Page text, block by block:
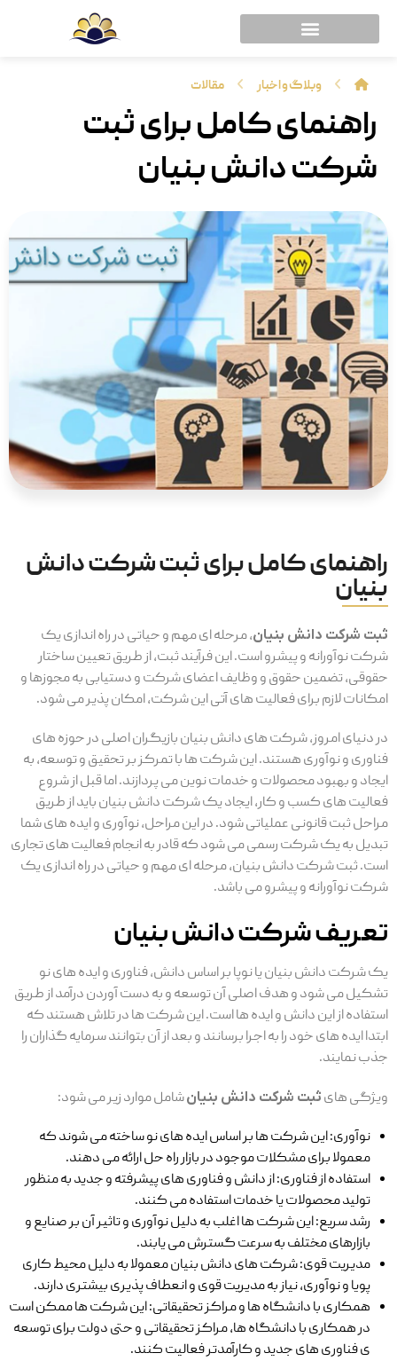
وبلاگ و اخبار مقالات
راهنمای کامل برای ثبت
شرکت دانش بنیان
راهنمای کامل برای ثبت شرکت دانش
بنیان
ثبت شرکت دانش بنیان، مرحله ای مهم و حیاتی در راه ‌اندازی یک
شرکت نوآورانه و پیشرو است. این فرآیند ثبت، از طریق تعیین ساختار
حقوقی، تضمین حقوق و وظایف اعضای شرکت و دستیابی به مجوزها و
امکانات لازم برای فعالیت ‌های آتی این شرکت، امکان پذیر می ‌شود.
در دنیای امروز، شرکت ‌های دانش بنیان بازیگران اصلی در حوزه ‌های
فناوری و نوآوری هستند. این شرکت ‌ها با تمرکز بر تحقیق و توسعه، به
ایجاد و بهبود محصولات و خدمات نوین می ‌پردازند. اما قبل از شروع
فعالیت ‌های کسب و کار، ایجاد یک شرکت دانش بنیان باید از طریق
مراحل ثبت قانونی عملیاتی شود. در این مراحل، نوآوری و ایده‌ های شما
تبدیل به یک شرکت رسمی می ‌شود که قادر به انجام فعالیت‌ های تجاری
است. ثبت شرکت دانش بنیان، مرحله ای مهم و حیاتی در راه ‌اندازی یک
شرکت نوآورانه و پیشرو می باشد.
تعریف شرکت دانش ‌بنیان
یک شرکت دانش‌ بنیان یا نوپا بر اساس دانش، فناوری و ایده ‌های نو
تشکیل می‌ شود و هدف اصلی آن توسعه و به دست آوردن درآمد از طریق
استفاده از این دانش و ایده ‌ها است. این شرکت ها در تلاش هستند که
ابتدا ایده های خود را به اجرا برسانند و بعد از آن بتوانند سرمایه گذاران را
جذب نمایند.
ویژگی‌ های ثبت شرکت دانش بنیانشامل موارد زیر می ‌شود:
نوآوری: این شرکت ‌ها بر اساس ایده‌ های نو ساخته می ‌شوند که
معمولا برای مشکلات موجود در بازار راه ‌حل ارائه می ‌دهند.
استفاده از فناوری: از دانش و فناوری ‌های پیشرفته و جدید به منظور
تولید محصولات یا خدمات استفاده می ‌کنند.
رشد سریع: این شرکت ‌ها اغلب به دلیل نوآوری و تاثیر آن بر صنایع و
بازارهای مختلف به سرعت گسترش می یابند.
مدیریت قوی: شرکت ‌های دانش ‌بنیان معمولا به دلیل محیط کاری
پویا و نوآوری، نیاز به مدیریت قوی و انعطاف ‌پذیری بیشتری دارند.
همکاری با دانشگاه‌ ها و مراکز تحقیقاتی: این شرکت‌ ها ممکن است
در همکاری با دانشگاه ‌ها، مراکز تحقیقاتی و حتی دولت برای توسعه
‌ی فناوری ‌های جدید و کارآمدتر فعالیت کنند.